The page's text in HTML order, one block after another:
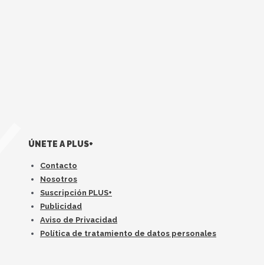
ÚNETE A PLUS+
Contacto
Nosotros
Suscripción PLUS+
Publicidad
Aviso de Privacidad
Política de tratamiento de datos personales